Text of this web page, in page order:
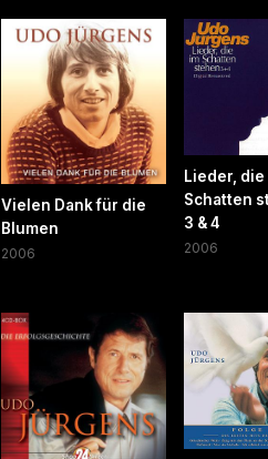
Vielen Dank für die
Blumen
2006
Lieder, die
Schatten
3 & 4
2006